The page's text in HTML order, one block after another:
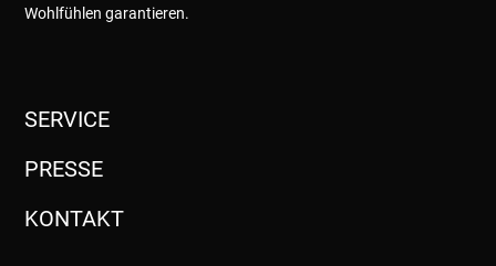
Wohlfühlen garantieren.
SERVICE
PRESSE
KONTAKT